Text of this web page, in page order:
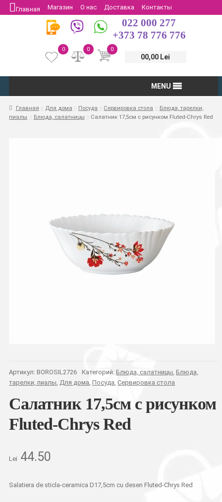
Главная Магазин О нас Доставка
Контакты
Защита потребителей
Возврат
022 000 277
+373 78 776 776
0
00,00 Lei
0
0
MENU
Главная Для дома Посуда Сервировка стола
Блюда, тарелки,
пиалы
Блюда, салатницы Салатник 17,5см с рисунком Fluted-Chrys Red
Артикул: BOROSIL2726 Категорий: Блюда, салатницы, Блюда,
тарелки, пиалы, Для дома,Посуда, Сервировка стола
Салатник 17,5см с рисунком
Fluted-Chrys Red
Lei 44.50
Salatiera de sticla-ceramica D17,5cm cu desen Fluted-Chrys Red